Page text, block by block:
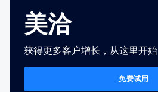
美洽
获得更多客户增长，从这里开始
免费试用